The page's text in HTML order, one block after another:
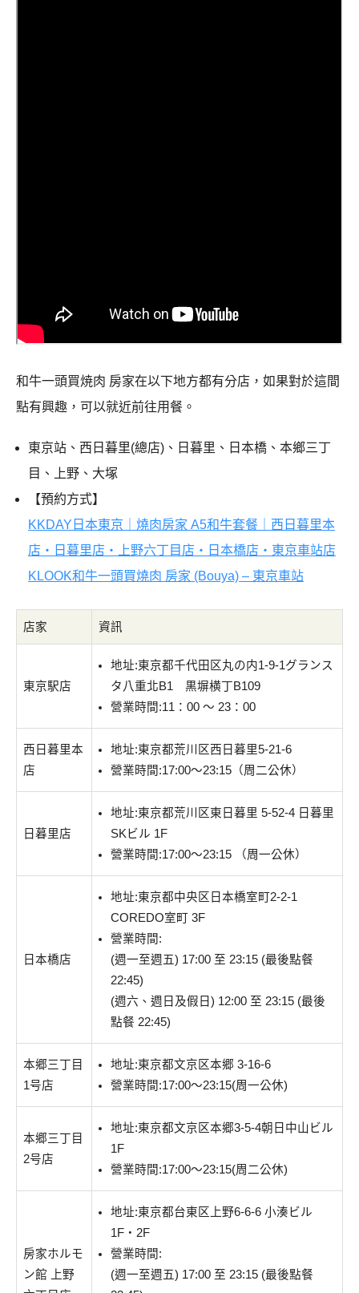
和牛一頭買焼肉 房家在以下地方都有分店，如果對於這間
點有興趣，可以就近前往用餐。
東京站、西日暮里(總店)、日暮里、日本橋、本鄉三丁
目、上野、大塚
【預約方式】
KKDAY日本東京｜燒肉房家 A5和牛套餐｜西日暮里本
店・日暮里店・上野六丁目店・日本橋店・東京車站店
KLOOK和牛一頭買燒肉 房家 (Bouya) – 東京車站
店家 資訊
東京駅店
地址:東京都千代田区丸の内1-9-1グランス
タ八重北B1 黒塀横丁B109
營業時間:11：00 ～ 23：00
西日暮里本
店
地址:東京都荒川区西日暮里5-21-6
營業時間:17:00～23:15（周二公休）
日暮里店
地址:東京都荒川区東日暮里 5-52-4 日暮里
SKビル 1F
營業時間:17:00～23:15 （周一公休）
日本橋店
地址:東京都中央区日本橋室町2-2-1
COREDO室町 3F
營業時間:
(週一至週五) 17:00 至 23:15 (最後點餐
22:45)
(週六、週日及假日) 12:00 至 23:15 (最後
點餐 22:45)
本郷三丁目
1号店
地址:東京都文京区本郷 3-16-6
營業時間:17:00～23:15(周一公休)
本郷三丁目
2号店
地址:東京都文京区本郷3-5-4朝日中山ビル
1F
營業時間:17:00～23:15(周二公休)
房家ホルモ
ン館 上野
地址:東京都台東区上野6-6-6 小湊ビル
1F・2F
營業時間:
(週一至週五) 17:00 至 23:15 (最後點餐